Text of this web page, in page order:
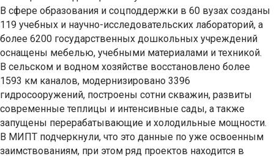
В сфере образования и соцподдержки в 60 вузах созданы
119 учебных и научно-исследовательских лабораторий, а
более 6200 государственных дошкольных учреждений
оснащены мебелью, учебными материалами и техникой.
В сельском и водном хозяйстве восстановлено более
1593 км каналов, модернизировано 3396
гидросооружений, построены сотни скважин, развиты
современные теплицы и интенсивные сады, а также
запущены перерабатывающие и холодильные мощности.
В МИПТ подчеркнули, что это данные по уже освоенным
заимствованиям, при этом ряд проектов находится в